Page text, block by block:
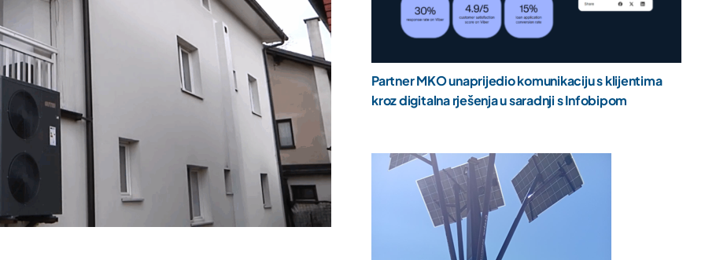
Partner MKO unaprijedio komunikaciju s klijentima
kroz digitalna rješenja u saradnji s Infobipom